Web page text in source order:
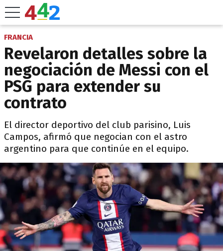
FRANCIA
Revelaron detalles sobre la
negociación de Messi con el
PSG para extender su
contrato
El director deportivo del club parisino, Luis
Campos, afirmó que negocian con el astro
argentino para que continúe en el equipo.